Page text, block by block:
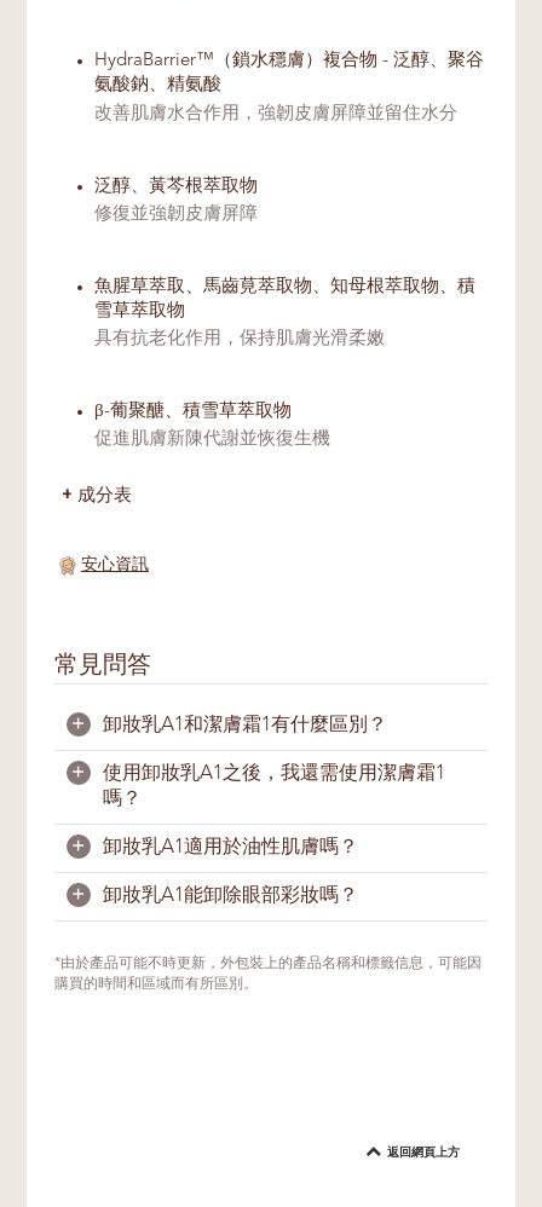
HydraBarrier™（鎖水穩膚）複合物 - 泛醇、聚谷
氨酸鈉、精氨酸
改善肌膚水合作用，強韌皮膚屏障並留住水分
泛醇、黃芩根萃取物
修復並強韌皮膚屏障
魚腥草萃取、馬齒莧萃取物、知母根萃取物、積
雪草萃取物
具有抗老化作用，保持肌膚光滑柔嫩
β-葡聚醣、積雪草萃取物
促進肌膚新陳代謝並恢復生機
成分表
安心資訊
常見問答
+ 卸妝乳A1和潔膚霜1有什麼區別？
卸妝乳A1是一款卸妝產品，能溫和卸除彩妝
和污垢，同時保護肌膚天然油脂，為肌膚補充
水分。潔膚霜1則是一款日常潔面產品。柔和
安撫的潔膚配方，潔膚後肌膚滋潤不緊繃。晚
間進行護膚程序時，請先使用卸妝乳A1，再
使用潔膚霜1潔面。
+
使用卸妝乳A1之後，我還需使用潔膚霜1
嗎？
需要。兩款產品的用途不同。作為您潔面的第
一步，我們建議您先使用卸妝乳A1來卸除臉
上的彩妝、防曬霜、灰塵污垢和其他殘留物。
淨。
+ 卸妝乳A1適用於油性肌膚嗎？
是的，卸妝乳A1是一款溫和保濕的卸妝產
+ 卸妝乳A1能卸除眼部彩妝嗎？
卸妝乳A1可能不適合卸除防水眼妝。
*由於產品可能不時更新，外包裝上的產品名稱和標籤信息，可能因
購買的時間和區域而有所區別。
返回網頁上方